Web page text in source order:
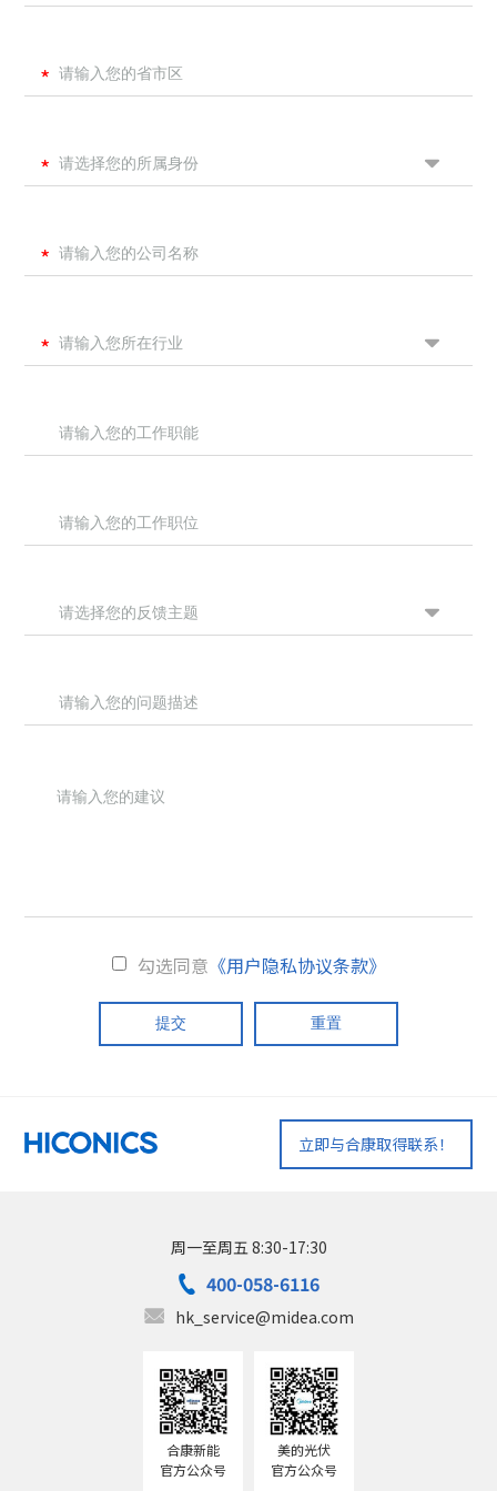
勾选同意 《用户隐私协议条款》
提交 重置
立即与合康取得联系！
周一至周五 8:30-17:30
400-058-6116
hk_service@midea.com
合康新能
官方公众号
美的光伏
官方公众号